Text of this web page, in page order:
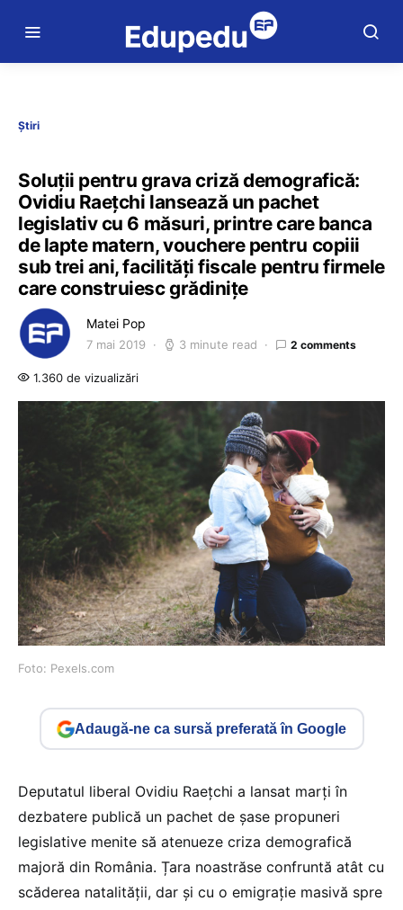
Știri
Soluții pentru grava criză demografică:
Ovidiu Raețchi lansează un pachet
legislativ cu 6 măsuri, printre care banca
de lapte matern, vouchere pentru copiii
sub trei ani, facilități fiscale pentru firmele
care construiesc grădinițe
Matei Pop
7 mai 2019 3 minute read 2 comments
1.360 de vizualizări
Foto: Pexels.com
Adaugă-ne ca sursă preferată în Google
Deputatul liberal Ovidiu Raețchi a lansat marți în
dezbatere publică un pachet de șase propuneri
legislative menite să atenueze criza demografică
majoră din România. Țara noastrăse confruntă atât cu
scăderea natalității, dar și cu o emigrație masivă spre